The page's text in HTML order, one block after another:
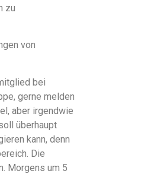
zu
von
bei
gerne melden
aber irgendwie
überhaupt
kann, denn
Die
Morgens um 5